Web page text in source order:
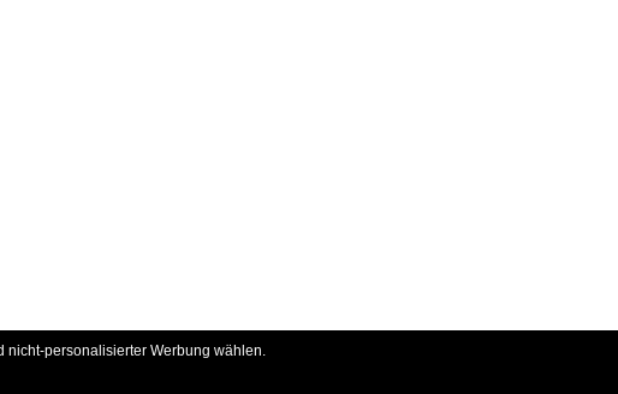
nicht-personalisierter Werbung wählen.